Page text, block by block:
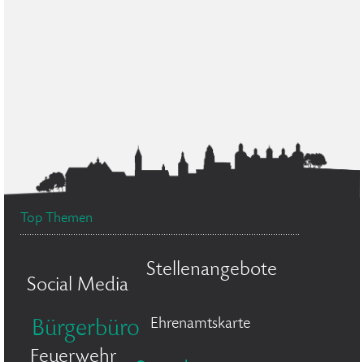
Top Themen
Social Media
Stellenangebote
Bürgerbüro Ehrenamtskarte
Feuerwehr